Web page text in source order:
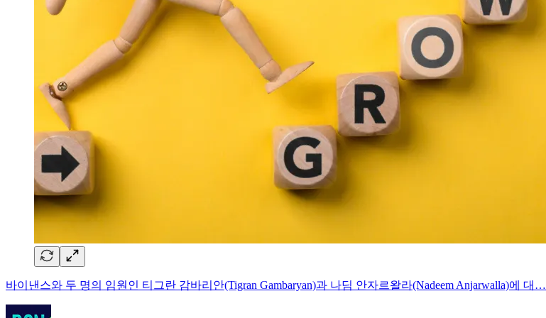
바이낸스와 두 명의 임원인 티그란 감바리안(Tigran Gambaryan)과 나딤 안자르왈라(Nadeem Anjarwalla)에 대…